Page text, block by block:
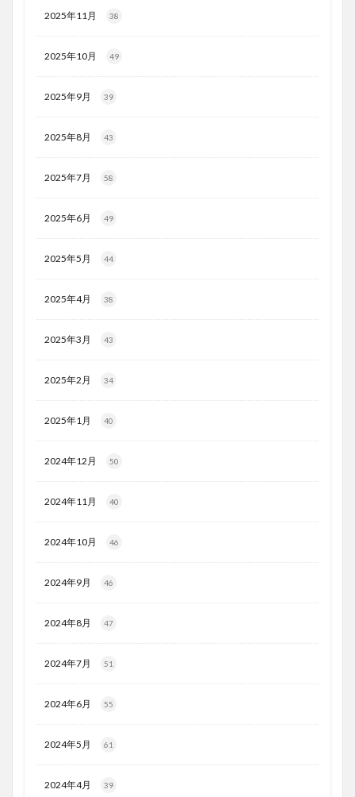
2025年11月 38
2025年10月 49
2025年9月 39
2025年8月 43
2025年7月 58
2025年6月 49
2025年5月 44
2025年4月 38
2025年3月 43
2025年2月 34
2025年1月 40
2024年12月 50
2024年11月 40
2024年10月 46
2024年9月 46
2024年8月 47
2024年7月 51
2024年6月 55
2024年5月 61
2024年4月 39